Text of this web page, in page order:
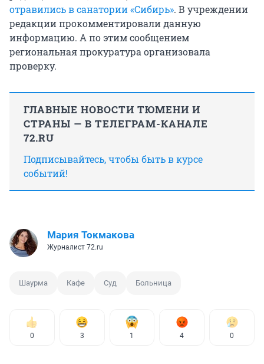
отравились в санатории «Сибирь». В учреждении
редакции прокомментировали данную
информацию. А по этим сообщением
региональная прокуратура организовала
проверку.
ГЛАВНЫЕ НОВОСТИ ТЮМЕНИ И
СТРАНЫ — В ТЕЛЕГРАМ-КАНАЛЕ
72.RU
Подписывайтесь, чтобы быть в курсе
событий!
Мария Токмакова
Журналист 72.ru
Шаурма Кафе Суд Больница
0 3 1 4 0